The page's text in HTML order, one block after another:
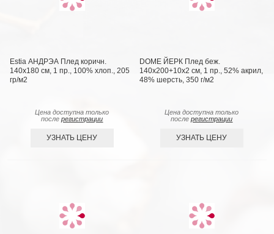
Estia АНДРЭА Плед коричн.
140х180 см, 1 пр., 100% хлоп., 205
гр/м2
Цена доступна только
послерегистрации
УЗНАТЬ ЦЕНУ
DOME ЙЕРК Плед беж.
140х200+10х2 см, 1 пр., 52% акрил,
48% шерсть, 350 г/м2
Цена доступна только
послерегистрации
УЗНАТЬ ЦЕНУ